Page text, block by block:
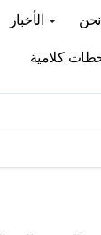
الأخبار
كلامية